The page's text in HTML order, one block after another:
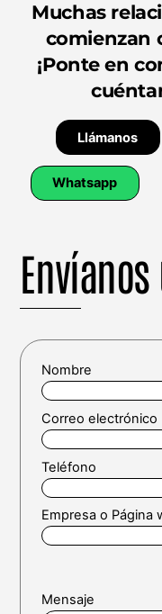
Muchas
comienzan
¡Ponte en
Llámanos
Whatsapp
Nombre
Correo electrónico
Teléfono
Empresa o Página
Mensaje